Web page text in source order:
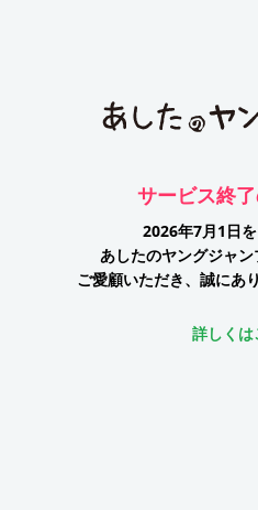
サービス終
2026年7月1日を
あしたのヤングジャン
ご愛顧いただき、誠にあ
詳しくは